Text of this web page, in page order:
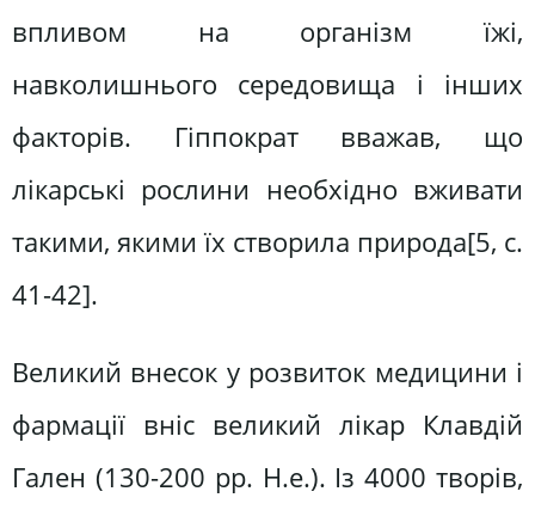
впливом на організм їжі,
навколишнього середовища і інших
факторів. Гіппократ вважав, що
лікарські рослини необхідно вживати
такими, якими їх створила природа[5, c.
41-42].
Великий внесок у розвиток медицини і
фармації вніс великий лікар Клавдій
Гален (130-200 рр. Н.е.). Із 4000 творів,